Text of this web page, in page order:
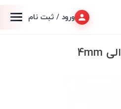
ورود / ثبت نام